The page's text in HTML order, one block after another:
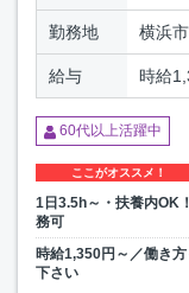
勤務地 横浜
給与 時給
60代以上活躍中
ここがオススメ！
1日3.5h～・扶養内OK
務可
時給1,350円～／働き
下さい